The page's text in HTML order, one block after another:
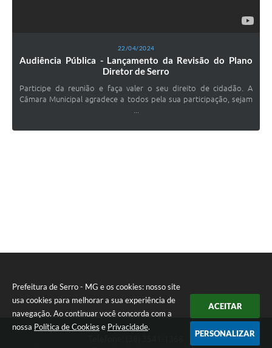
Prefeitura de Serro - MG e os cookies: nosso site
usa cookies para melhorar a sua experiência de
navegação. Ao continuar você concorda com a
nossa Política de Cookies e Privacidade.
ACEITAR
PERSONALIZAR
22/04/2024
Audiência Pública - Lançamento da Revisão do Plano
Diretor de Serro
Participe da reunião e faça valer o seu direito de cidadão. A
Câmara Municipal agradece a todos pela sua participação, sejam